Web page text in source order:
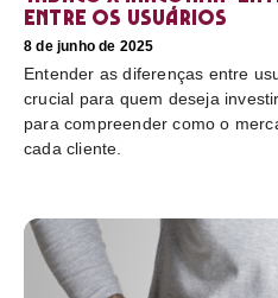
entre os usuários
8 de junho de 2025
Entender as diferenças entre
crucial para quem deseja
para compreender como o
cada cliente.